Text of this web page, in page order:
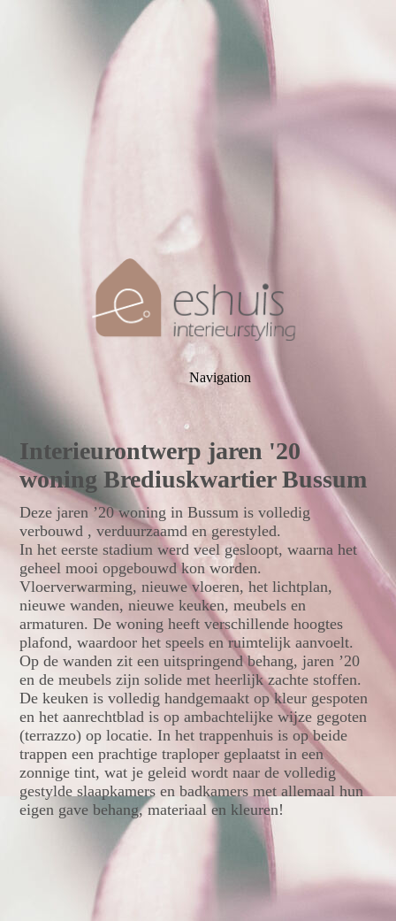
Navigation
Interieurontwerp jaren '20
woning Brediuskwartier Bussum
Deze jaren ’20 woning in Bussum is volledig
verbouwd , verduurzaamd en gerestyled.
In het eerste stadium werd veel gesloopt, waarna het
geheel mooi opgebouwd kon worden.
Vloerverwarming, nieuwe vloeren, het lichtplan,
nieuwe wanden, nieuwe keuken, meubels en
armaturen. De woning heeft verschillende hoogtes
plafond, waardoor het speels en ruimtelijk aanvoelt.
Op de wanden zit een uitspringend behang, jaren ’20
en de meubels zijn solide met heerlijk zachte stoffen.
De keuken is volledig handgemaakt op kleur gespoten
en het aanrechtblad is op ambachtelijke wijze gegoten
(terrazzo) op locatie. In het trappenhuis is op beide
trappen een prachtige traploper geplaatst in een
zonnige tint, wat je geleid wordt naar de volledig
gestylde slaapkamers en badkamers met allemaal hun
eigen gave behang, materiaal en kleuren!